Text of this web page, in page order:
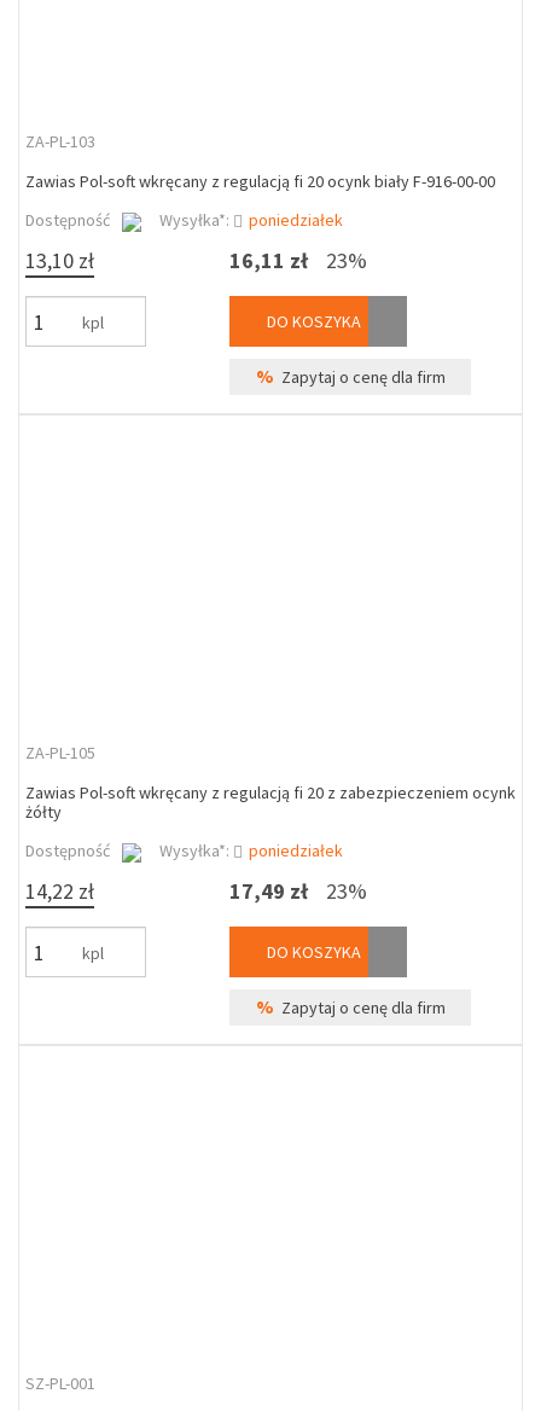
ZA-PL-103
Zawias Pol-soft wkręcany z regulacją fi 20 ocynk biały F-916-00-00
Dostępność
Wysyłka*: poniedziałek
13,10 zł
kpl
16,11 zł 23%
DO KOSZYKA
% Zapytaj o cenę dla firm
ZA-PL-105
Zawias Pol-soft wkręcany z regulacją fi 20 z zabezpieczeniem ocynk
żółty
Dostępność
Wysyłka*: poniedziałek
14,22 zł
kpl
17,49 zł 23%
DO KOSZYKA
% Zapytaj o cenę dla firm
SZ-PL-001